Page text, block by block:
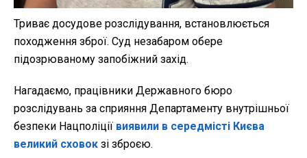
Триває досудове розслідування, встановлюється
походження зброї. Суд незабаром обере
підозрюваному запобіжний захід.
Нагадаємо, працівники Державного бюро
розслідувань за сприяння Департаменту внутрішньої
безпеки Нацполіції виявили в середмісті Києва
великий сховок зі зброєю.